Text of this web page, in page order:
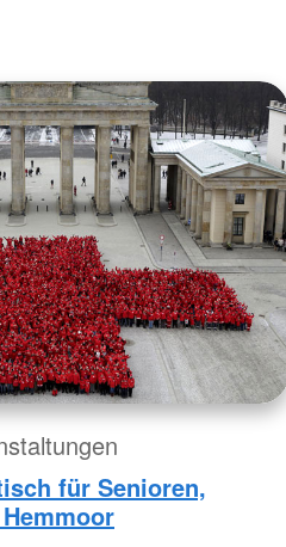
für Senioren,